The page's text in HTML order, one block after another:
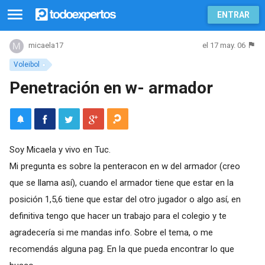
ENTRAR
Voleibol
micaela17 el 17 may. 06
Penetración en w- armador
Soy Micaela y vivo en Tuc.
Mi pregunta es sobre la penteracon en w del armador (creo
que se llama así), cuando el armador tiene que estar en la
posición 1,5,6 tiene que estar del otro jugador o algo así, en
definitiva tengo que hacer un trabajo para el colegio y te
agradecería si me mandas info. Sobre el tema, o me
recomendás alguna pag. En la que pueda encontrar lo que